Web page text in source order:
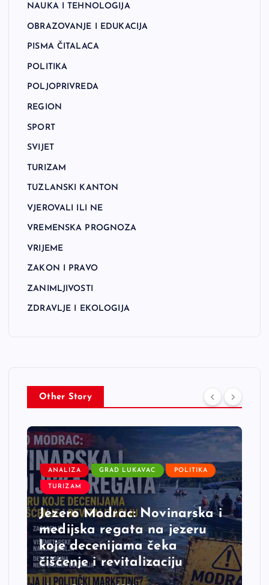
NAUKA I TEHNOLOGIJA
OBRAZOVANJE I EDUKACIJA
PISMA ČITALACA
POLITIKA
POLJOPRIVREDA
REGION
SPORT
SVIJET
TURIZAM
TUZLANSKI KANTON
VJEROVALI ILI NE
VREMENSKA PROGNOZA
VRIJEME
ZAKON I PRAVO
ZANIMLJIVOSTI
ZDRAVLJE I EKOLOGIJA
Other Story
ANALIZA GRAD LUKAVAC POLITIKA
TURIZAM
Jezero Modrac: Novinarska i
medijska regata na jezeru
koje decenijama čeka
čišćenje i revitalizaciju